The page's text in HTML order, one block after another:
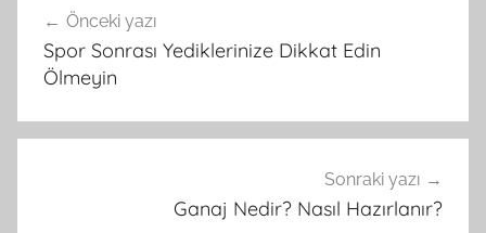
Yazı
gezinmesi
Önceki yazı
Spor Sonrası Yediklerinize Dikkat Edin
Ölmeyin
Sonraki yazı
Ganaj Nedir? Nasıl Hazırlanır?